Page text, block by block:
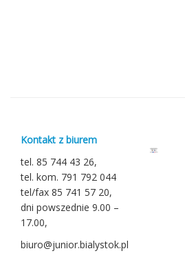
Kontakt z biurem
tel. 85 744 43 26,
tel. kom. 791 792 044
tel/fax 85 741 57 20,
dni powszednie 9.00 –
17.00,
biuro@junior.bialystok.pl